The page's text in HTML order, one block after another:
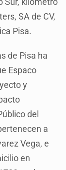
SA de CV,
Pisa.
de Pisa ha
Espaco
y
del
a
Vega, e
en